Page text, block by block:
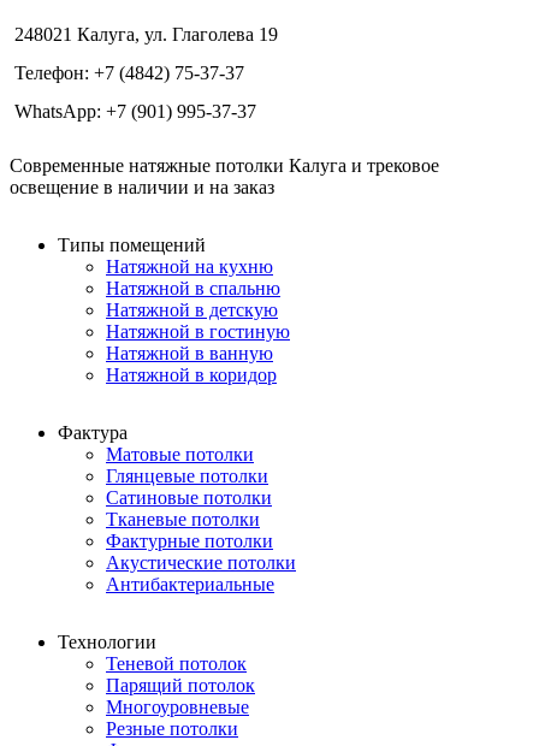
248021 Калуга, ул. Глаголева 19
Телефон: +7 (4842) 75-37-37
WhatsApp: +7 (901) 995-37-37
Современные натяжные потолки Калуга и трековое
освещение в наличии и на заказ
Типы помещений
Натяжной на кухню
Натяжной в спальню
Натяжной в детскую
Натяжной в гостиную
Натяжной в ванную
Натяжной в коридор
Фактура
Матовые потолки
Глянцевые потолки
Сатиновые потолки
Тканевые потолки
Фактурные потолки
Акустические потолки
Антибактериальные
Технологии
Теневой потолок
Парящий потолок
Многоуровневые
Резные потолки